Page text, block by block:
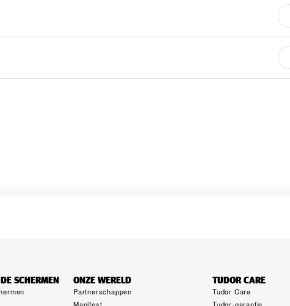
SCHERMEN ONZE WERELD
Partner­schappen
Manifest
TUDOR CARE
Tudor Care
Tudor-garantie